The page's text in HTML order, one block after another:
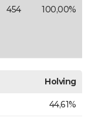
454 100,00%
Holving
44,61%